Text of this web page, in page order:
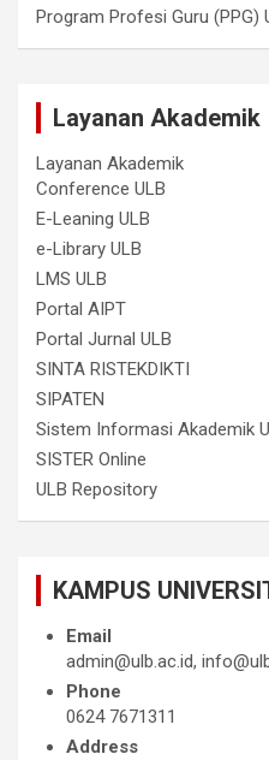
Program Profesi Guru (PPG)
Layanan Akademik
Layanan Akademik
Conference ULB
E-Leaning ULB
e-Library ULB
LMS ULB
Portal AIPT
Portal Jurnal ULB
SINTA RISTEKDIKTI
SIPATEN
Sistem Informasi Akademik
SISTER Online
ULB Repository
KAMPUS
Email
admin@ulb.ac.id,
Phone
0624 7671311
Address